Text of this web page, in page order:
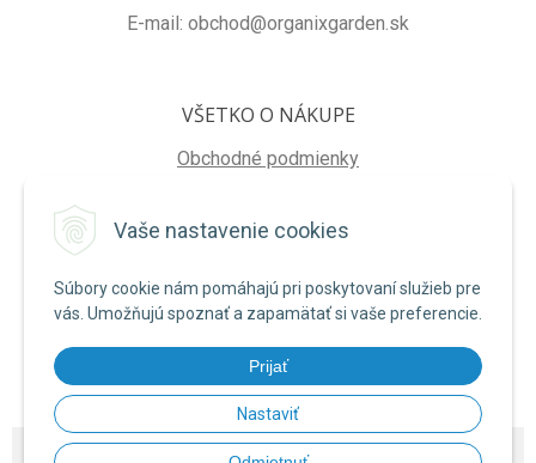
Vaše nastavenie cookies
Súbory cookie nám pomáhajú pri poskytovaní služieb pre
vás. Umožňujú spoznať a zapamätať si vaše preferencie.
Prijať
Nastaviť
E-mail: obchod@organixgarden.sk
VŠETKO O NÁKUPE
Obchodné podmienky
Reklamačné podmienky
NA STIAHNUTIE
Formulár na odstúpenie od zmluvy
Poučenie o uplatnení práva na odstúpenie od zmluvy
© 2026 ORGANIXgarden • NextShop&e-shop Pohoda Connector NextCom